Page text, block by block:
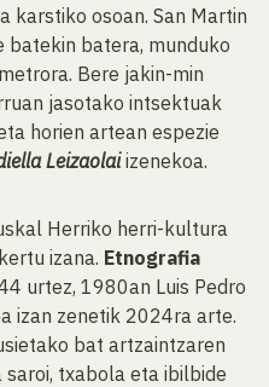
karstiko osoan. San Martin
batekin batera, munduko
Bere jakin-min
jasotako intsektuak
horien artean espezie
Leizaolai izenekoa.
Herriko herri-kultura
izana. Etnografia
urtez, 1980an Luis Pedro
izan zenetik 2024ra arte.
bat artzaintzaren
saroi, txabola eta ibilbide